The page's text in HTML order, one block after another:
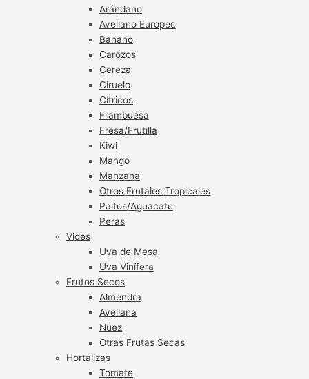
Arándano
Avellano Europeo
Banano
Carozos
Cereza
Ciruelo
Cítricos
Frambuesa
Fresa/Frutilla
Kiwi
Mango
Manzana
Otros Frutales Tropicales
Paltos/Aguacate
Peras
Vides
Uva de Mesa
Uva Vinífera
Frutos Secos
Almendra
Avellana
Nuez
Otras Frutas Secas
Hortalizas
Tomate